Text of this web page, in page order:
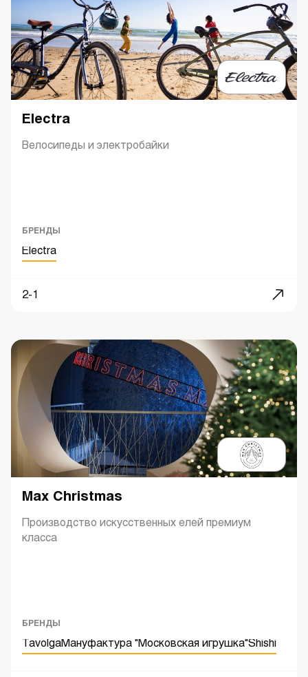
Electra
Велосипеды и электробайки
БРЕНДЫ
Electra
2-1
Max Christmas
Производство искусственных елей премиум
класса
БРЕНДЫ
TavolgaМануфактура "Московская игрушка"Shishi